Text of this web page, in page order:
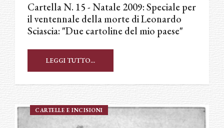
Cartella N. 15 - Natale 2009: Speciale per
il ventennale della morte di Leonardo
Sciascia: "Due cartoline del mio paese"
LEGGI TUTTO...
CARTELLE E INCISIONI